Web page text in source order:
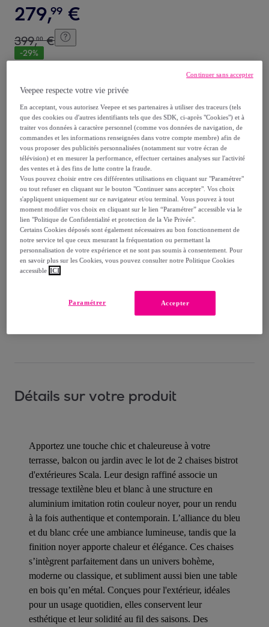
279,99 €
399,00 €
-29%
voir les conditions.
Vendu parGROUPE LEBRUN
Livraison
Livraison offerte par la marque
14/08et le17/08
Détails sur votre produit
Apportez une touche chic et chaleureuse à votre
terrasse, balcon ou jardin avec le lot de 2 chaises bistrot
d'extérieures Scala. Leur design raffiné associe un
tressage textilène bleu et blanc à une structure en
aluminium imitation rotin couleur noyer, pour un rendu
à la fois authentique et contemporain. L’alliance du bleu
et du blanc crée une ambiance lumineuse, tandis que la
finition noyer apporte chaleur et élégance. Ces chaises
s’intègrent parfaitement dans un univers bohème,
moderne ou classique, et subliment aussi bien une table
en bois qu’en métal. Conçues pour l'extérieur, idéales
pour un usage quotidien, elles conservent leur
esthétique et leur solidité au fil des saisons. Des
Veepee respecte votre vie privée
En acceptant, vous autorisez Veepee et ses partenaires à utiliser des traceurs (tels
que des cookies ou d'autres identifiants tels que des SDK, ci-après "Cookies") et à
traiter vos données à caractère personnel (comme vos données de navigation, de
commandes et les informations renseignées dans votre compte membre) afin de
vous proposer des publicités personnalisées (notamment sur votre écran de
télévision) et en mesurer la performance, effectuer certaines analyses sur l'activité
des ventes et à des fins de lutte contre la fraude.
Vous pouvez choisir entre ces différentes utilisations en cliquant sur "Paramétrer"
ou tout refuser en cliquant sur le bouton "Continuer sans accepter". Vos choix
s'appliquent uniquement sur ce navigateur et/ou terminal. Vous pouvez à tout
moment modifier vos choix en cliquant sur le lien “Paramétrer” accessible via le
lien "Politique de Confidentialité et protection de la Vie Privée".
Certains Cookies déposés sont également nécessaires au bon fonctionnement de
notre service tel que ceux mesurant la fréquentation ou permettant la
personnalisation de votre expérience et ne sont pas soumis à consentement. Pour
en savoir plus sur les Cookies, vous pouvez consulter notre Politique Cookies
accessible ICI
Accepter
Paramétrer
Continuer sans accepter